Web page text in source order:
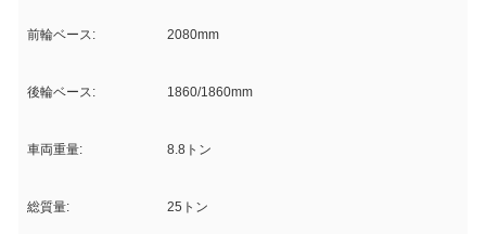
前輪ベース: 2080mm
後輪ベース: 1860/1860mm
車両重量: 8.8トン
総質量: 25トン